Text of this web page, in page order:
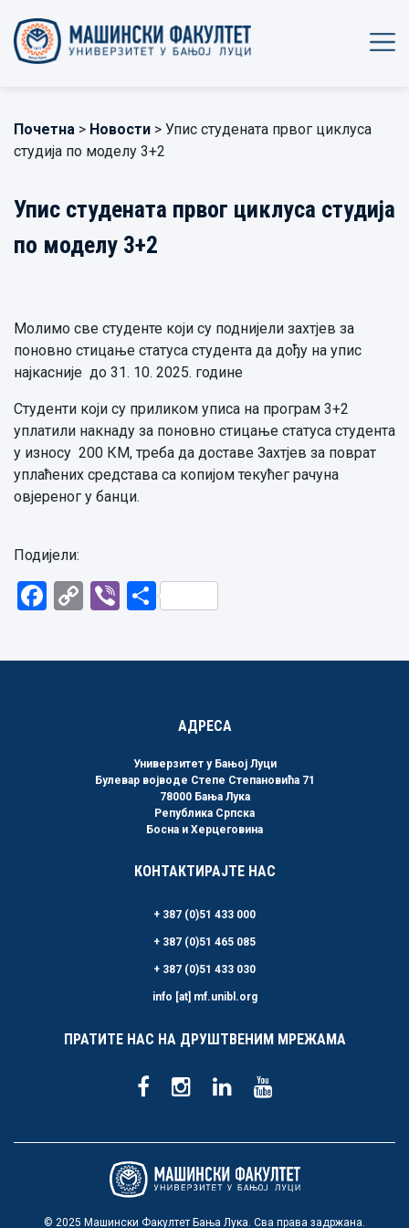
Почетна > Новости > Упис студената првог циклуса
студија по моделу 3+2
Упис студената првог циклуса студија
по моделу 3+2
Молимо све студенте који су поднијели захтјев за
поновно стицање статуса студента да дођу на упис
најкасније до 31. 10. 2025. године
Студенти који су приликом уписа на програм 3+2
уплатили накнаду за поновно стицање статуса студента
у износу 200 КМ, треба да доставе Захтјев за поврат
уплаћених средстава са копијом текућег рачуна
овјереног у банци.
Подијели:
Facebook
CopyViberShare
АДРЕСА
Универзитет у Бањој Луци
Булевар војводе Степе Степановића 71
78000 Бања Лука
Република Српска
Босна и Херцеговина
КОНТАКТИРАЈТЕ НАС
+ 387 (0)51 433 000
+ 387 (0)51 465 085
+ 387 (0)51 433 030
info [at] mf.unibl.org
ПРАТИТЕ НАС НА ДРУШТВЕНИМ МРЕЖАМА
© 2025 Машински Факултет Бања Лука. Сва права задржана.